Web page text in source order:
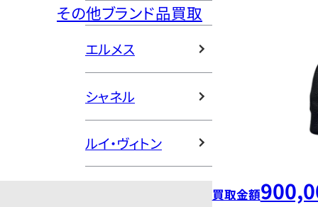
その他ブランド品買取
エルメス
シャネル
ルイ・ヴィトン
買取金額